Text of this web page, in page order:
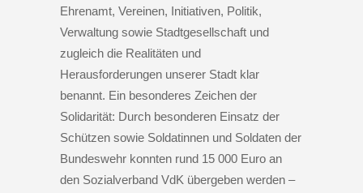
Ehrenamt, Vereinen, Initiativen, Politik,
Verwaltung sowie Stadtgesellschaft und
zugleich die Realitäten und
Herausforderungen unserer Stadt klar
benannt. Ein besonderes Zeichen der
Solidarität: Durch besonderen Einsatz der
Schützen sowie Soldatinnen und Soldaten der
Bundeswehr konnten rund 15 000 Euro an
den Sozialverband VdK übergeben werden –